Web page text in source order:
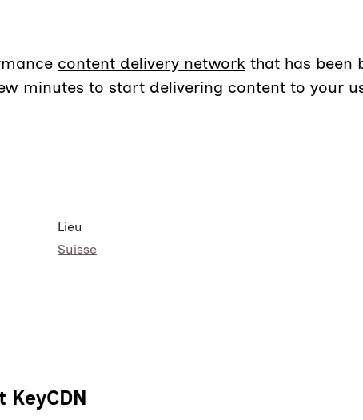
content delivery network that has been
minutes to start delivering content to your
Lieu
Suisse